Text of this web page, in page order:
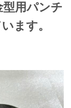
用パンチ
ます。